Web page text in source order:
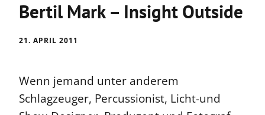
Bertil Mark – Insight Outside
21. APRIL 2011
Wenn jemand unter anderem
Schlagzeuger, Percussionist, Licht-und